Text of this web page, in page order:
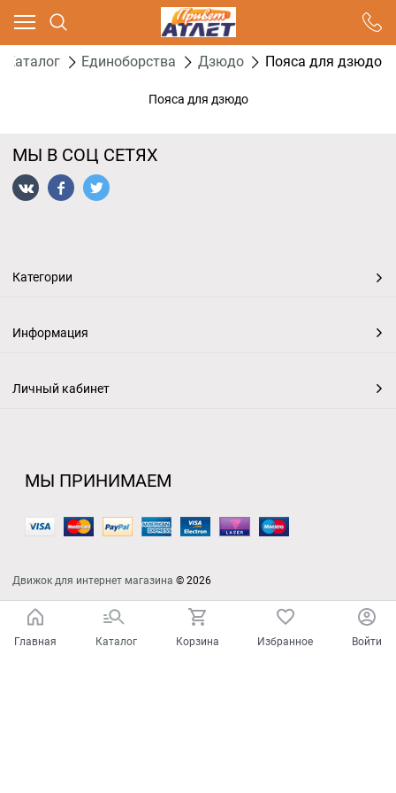
Каталог Единоборства Дзюдо Пояса для дзюдо
Пояса для дзюдо
МЫ В СОЦ СЕТЯХ
Категории
Информация
Личный кабинет
МЫ ПРИНИМАЕМ
Движок для интернет магазина © 2026
Главная Каталог Корзина Избранное Войти
Ваш город - Москва,
угадали?
ДА НЕТ